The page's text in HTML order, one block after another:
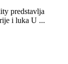
predstavlja
i luka U ...